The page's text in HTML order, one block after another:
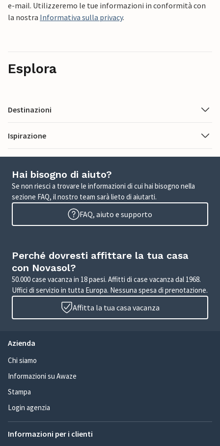
e-mail. Utilizzeremo le tue informazioni in conformità con
la nostra Informativa sulla privacy.
Esplora
Destinazioni
Ispirazione
Hai bisogno di aiuto?
Se non riesci a trovare le informazioni di cui hai bisogno nella
sezione FAQ, il nostro team sarà lieto di aiutarti.
FAQ, aiuto e supporto
Perché dovresti affittare la tua casa
con Novasol?
50.000 case vacanza in 18 paesi. Affitti di case vacanza dal 1968.
Uffici di servizio in tutta Europa. Nessuna spesa di prenotazione.
Affitta la tua casa vacanza
Azienda
Chi siamo
Informazioni su Awaze
Stampa
Login agenzia
Informazioni per i clienti